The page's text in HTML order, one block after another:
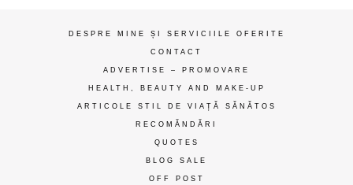
DESPRE MINE ȘI SERVICIILE OFERITE
CONTACT
ADVERTISE – PROMOVARE
HEALTH, BEAUTY AND MAKE-UP
ARTICOLE STIL DE VIAȚĂ SĂNĂTOS
RECOMĂNDĂRI
QUOTES
BLOG SALE
OFF POST